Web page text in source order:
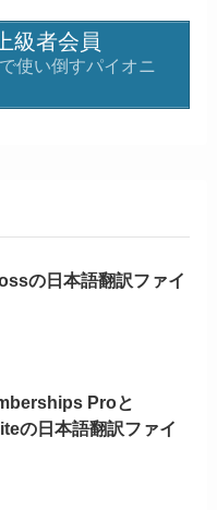
級者会員
使い倒すパイオニ
の日本語翻訳ファイ
Proと
の日本語翻訳ファイ